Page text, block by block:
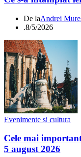
De laAndrei
.8/5/2026
Evenimente si cultura
Cele mai
5 august 2026